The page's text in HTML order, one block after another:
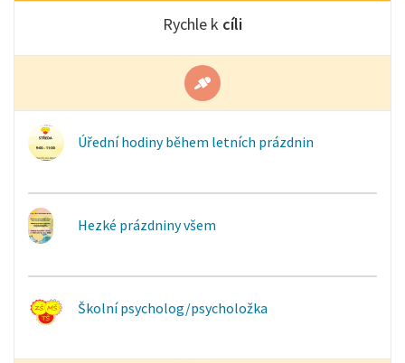
Rychle k cíli
Úřední hodiny během letních prázdnin
Hezké prázdniny všem
Školní psycholog/psycholožka